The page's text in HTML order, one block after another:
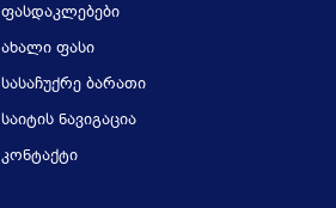
ფასდაკლებები
ახალი ფასი
სასაჩუქრე ბარათი
საიტის ნავიგაცია
კონტაქტი